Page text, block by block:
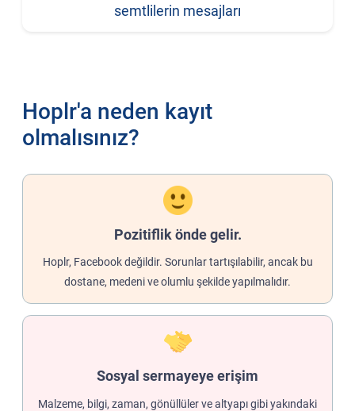
semtlilerin mesajları
Hoplr'a neden kayıt
olmalısınız?
Pozitiflik önde gelir.
Hoplr, Facebook değildir. Sorunlar tartışılabilir, ancak bu
dostane, medeni ve olumlu şekilde yapılmalıdır.
Sosyal sermayeye erişim
Malzeme, bilgi, zaman, gönüllüler ve altyapı gibi yakındaki